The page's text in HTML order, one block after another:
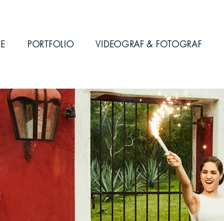
PORTFOLIO VIDEOGRAF & FOTOGRAF